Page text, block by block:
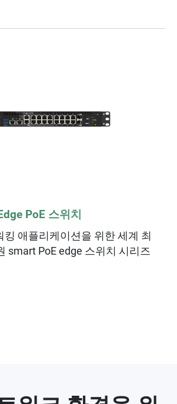
PoE 스위치
킹 애플리케이션을 위한 세계 최
smart PoE edge 스위치 시리즈